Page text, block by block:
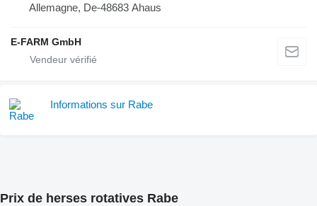
Allemagne, De-48683 Ahaus
E-FARM GmbH
Informations sur Rabe
Prix de herses rotatives Rabe